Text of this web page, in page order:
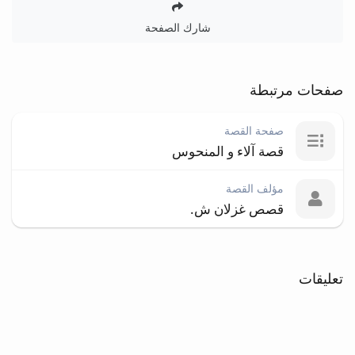
شارك الصفحة
صفحات مرتبطة
صفحة القصة
قصة آلاء و المنحوس
مؤلف القصة
قصص غزلان ش.
تعليقات